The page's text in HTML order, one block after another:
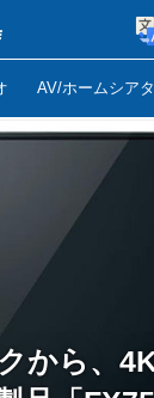
AV/ホームシア
から、